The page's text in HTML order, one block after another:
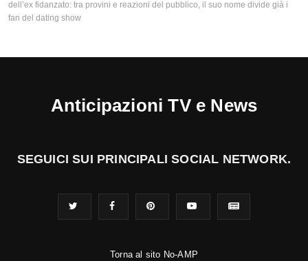
dell’ex fidanzato: tra provini e reazioni del pubblico, il suo nome divide già i
fan del dating show
Anticipazioni TV e News
SEGUICI SUI PRINCIPALI SOCIAL NETWORK.
Torna al sito No-AMP